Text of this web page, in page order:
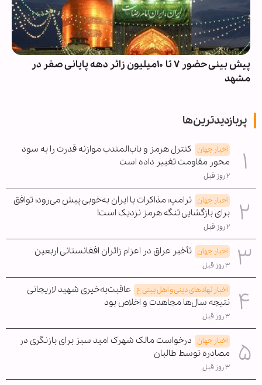
پیش بینی حضور ۷ تا ۱۰میلیون زائر دهه پایانی صفر در
مشهد
پربازدیدترین‌ها
اخبار جهان کنترل هرمز و باب‌المندب موازنه قدرت را به سود
محور مقاومت تغییر داده است
۲ روز قبل
اخبار جهان ترامپ: مذاکرات با ایران به‌خوبی پیش می‌رود؛ توافق
برای بازگشایی تنگه هرمز نزدیک است!
۲ روز قبل
اخبار جهان تأخیر عراق در اعزام زائران افغانستانی اربعین
۳ روز قبل
اخبار نهادهای دینی و اهل بیتی ع عاقبت‌به‌خیری شهید لاریجانی
نتیجه سال‌ها مجاهدت و اخلاص بود
۳ روز قبل
اخبار جهان درخواست مالک شهرک امید سبز برای بازنگری در
مصادره توسط طالبان
۳ روز قبل